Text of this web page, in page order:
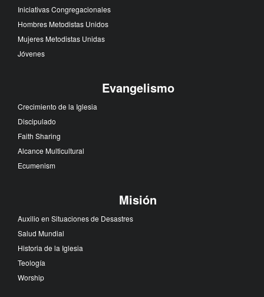
Iniciativas Congregacionales
Hombres Metodistas Unidos
Mujeres Metodistas Unidas
Jóvenes
Evangelismo
Crecimiento de la Iglesia
Discipulado
Faith Sharing
Alcance Multicultural
Ecumenism
Misión
Auxilio en Situaciones de Desastres
Salud Mundial
Historia de la Iglesia
Teología
Worship